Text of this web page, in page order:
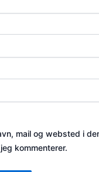
mail og websted i
kommenterer.